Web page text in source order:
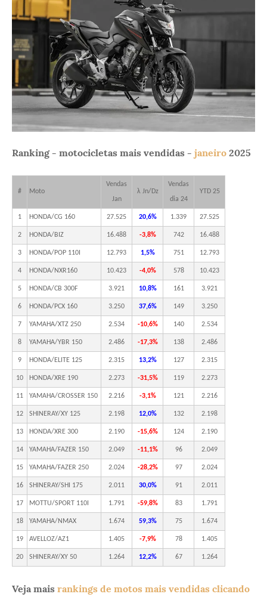
Ranking - motocicletas mais vendidas - janeiro 2025
# Moto
Vendas
Jan
λ Jn/Dz
Vendas
dia 24
YTD 25
1 HONDA/CG 160 27.525 20,6% 1.339 27.525
2 HONDA/BIZ 16.488 -3,8% 742 16.488
3 HONDA/POP 110I 12.793 1,5% 751 12.793
4 HONDA/NXR160 10.423 -4,0% 578 10.423
5 HONDA/CB 300F 3.921 10,8% 161 3.921
6 HONDA/PCX 160 3.250 37,6% 149 3.250
7 YAMAHA/XTZ 250 2.534 -10,6% 140 2.534
8 YAMAHA/YBR 150 2.486 -17,3% 138 2.486
9 HONDA/ELITE 125 2.315 13,2% 127 2.315
10 HONDA/XRE 190 2.273 -31,5% 119 2.273
11 YAMAHA/CROSSER 150 2.216 -3,1% 121 2.216
12 SHINERAY/XY 125 2.198 12,0% 132 2.198
13 HONDA/XRE 300 2.190 -15,6% 124 2.190
14 YAMAHA/FAZER 150 2.049 -11,1% 96 2.049
15 YAMAHA/FAZER 250 2.024 -28,2% 97 2.024
16 SHINERAY/SHI 175 2.011 30,0% 91 2.011
17 MOTTU/SPORT 110I 1.791 -59,8% 83 1.791
18 YAMAHA/NMAX 1.674 59,3% 75 1.674
19 AVELLOZ/AZ1 1.405 -7,9% 78 1.405
20 SHINERAY/XY 50 1.264 12,2% 67 1.264
Veja mais rankings de motos mais vendidas clicando